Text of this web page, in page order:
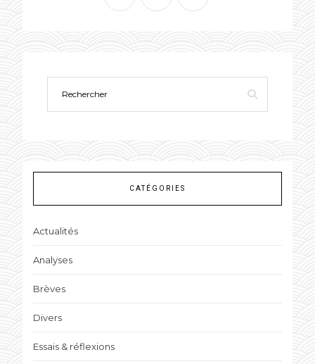
CATÉGORIES
Actualités
Analyses
Brèves
Divers
Essais & réflexions